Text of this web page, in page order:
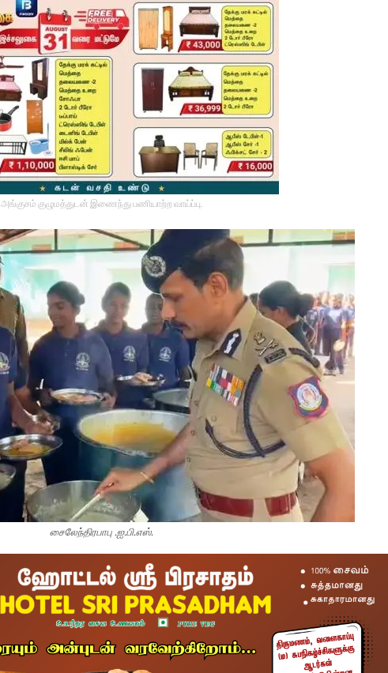
அங்குசம் குழுமத்துடன் இணைந்து பணியாற்ற வாய்ப்பு.
சைலேந்திரபாபு .ஐ.பி.எஸ்.